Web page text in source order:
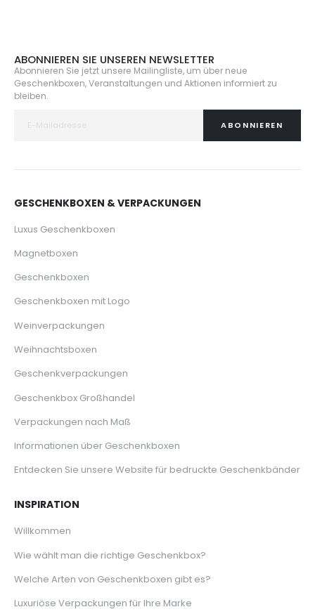
ABONNIEREN SIE UNSEREN NEWSLETTER
Abonnieren Sie jetzt unsere Mailingliste, um über neue
Geschenkboxen, Veranstaltungen und Aktionen informiert zu
bleiben.
ABONNIEREN
GESCHENKBOXEN & VERPACKUNGEN
Luxus Geschenkboxen
Magnetboxen
Geschenkboxen
Geschenkboxen mit Logo
Weinverpackungen
Weihnachtsboxen
Geschenkverpackungen
Geschenkbox Großhandel
Verpackungen nach Maß
Informationen über Geschenkboxen
Entdecken Sie unsere Website für bedruckte Geschenkbänder
INSPIRATION
Willkommen
Wie wählt man die richtige Geschenkbox?
Welche Arten von Geschenkboxen gibt es?
Luxuriöse Verpackungen für Ihre Marke